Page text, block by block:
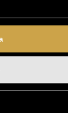
000Ft
teszem